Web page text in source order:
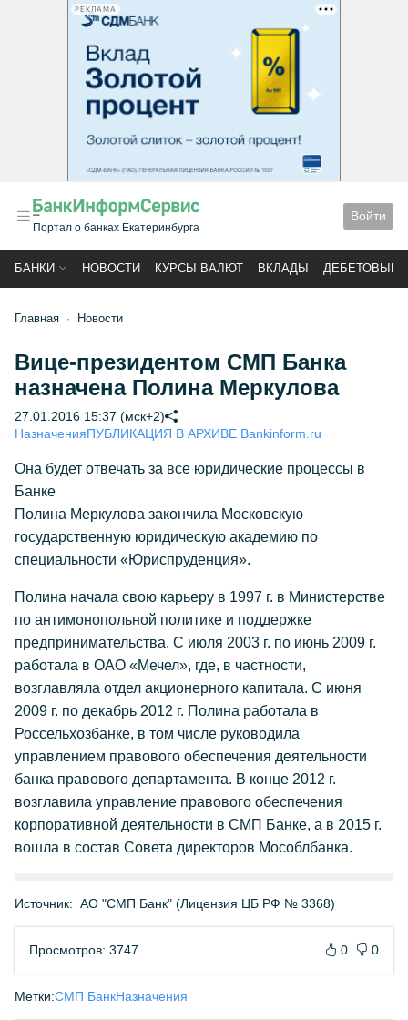
РЕКЛАМА
Портал о банках Екатеринбурга
Войти
БАНКИ НОВОСТИ КУРСЫ ВАЛЮТ ВКЛАДЫ ДЕБЕТОВЫЕ
Главная Новости
Вице-президентом СМП Банка
назначена Полина Меркулова
27.01.2016 15:37 (мск+2)
НазначенияПУБЛИКАЦИЯ В АРХИВЕ Bankinform.ru
Она будет отвечать за все юридические процессы в
Банке
Полина Меркулова закончила Московскую
государственную юридическую академию по
специальности «Юриспруденция».
Полина начала свою карьеру в 1997 г. в Министерстве
по антимонопольной политике и поддержке
предпринимательства. С июля 2003 г. по июнь 2009 г.
работала в ОАО «Мечел», где, в частности,
возглавляла отдел акционерного капитала. С июня
2009 г. по декабрь 2012 г. Полина работала в
Россельхозбанке, в том числе руководила
управлением правового обеспечения деятельности
банка правового департамента. В конце 2012 г.
возглавила управление правового обеспечения
корпоративной деятельности в СМП Банке, а в 2015 г.
вошла в состав Совета директоров Мособлбанка.
Источник: АО "СМП Банк" (Лицензия ЦБ РФ № 3368)
Просмотров: 3747 0 0
Метки:СМП БанкНазначения